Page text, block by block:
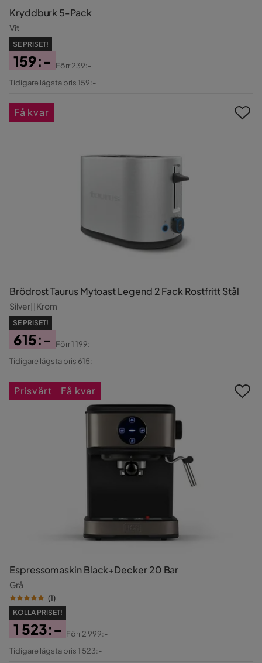
Kryddburk 5-Pack
Vit
SE PRISET!
Pris
159:-
Original
Förr239:-
Tidigare lägsta pris 159:-
Brödrost Taurus Mytoast Legend 2 Fack Rostfritt Stål
Silver||Krom
SE PRISET!
Pris
615:-
Original
Förr1 199:-
Tidigare lägsta pris 615:-
Få kvar
Espressomaskin Black+Decker 20 Bar
Grå
(1)
KOLLA PRISET!
Pris
1 523:-
Original
Förr2 999:-
Tidigare lägsta pris 1 523:-
Prisvärt Få kvar